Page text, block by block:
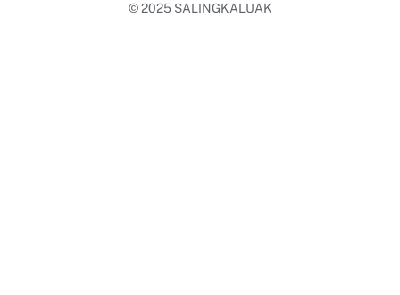
© 2025 SALINGKALUAK